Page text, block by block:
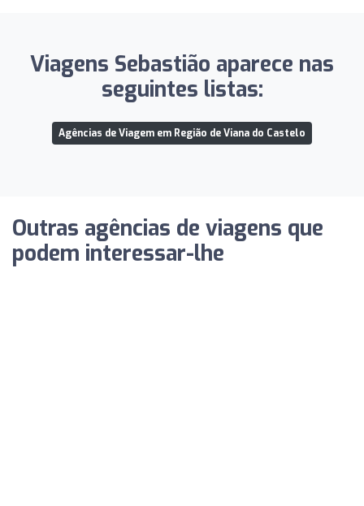
Viagens Sebastião aparece nas
seguintes listas:
Agências de Viagem em Região de Viana do Castelo
Outras agências de viagens que
podem interessar-lhe